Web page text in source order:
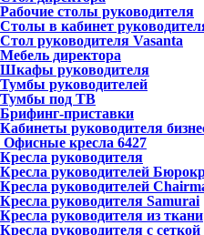
Рабочие столы руководителя
Столы в кабинет
Стол руководителя Vasanta
Мебель директора
Шкафы руководителя
Тумбы руководителей
Тумбы под ТВ
Брифинг-приставки
Кабинеты руководителя
Офисные кресла 6427
Кресла руководителя
Кресла руководителей
Кресла руководителей
Кресла руководителя Samurai
Кресла руководителя из ткани
Кресла руководителя с сеткой